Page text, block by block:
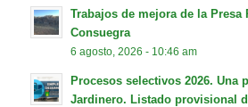
Trabajos de mejora de la Presa
Consuegra
6 agosto, 2026 - 10:46 am
Procesos selectivos 2026. Una
Jardinero. Listado provisional